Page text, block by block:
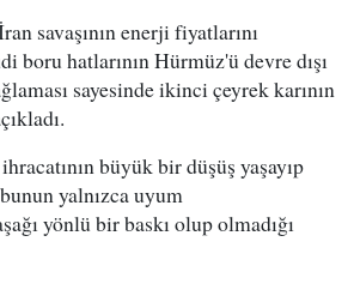
savaşının enerji fiyatlarını
boru hatlarının Hürmüz'ü devre dışı
sayesinde ikinci çeyrek karının
büyük bir düşüş yaşayıp
yalnızca uyum
yönlü bir baskı olup olmadığı